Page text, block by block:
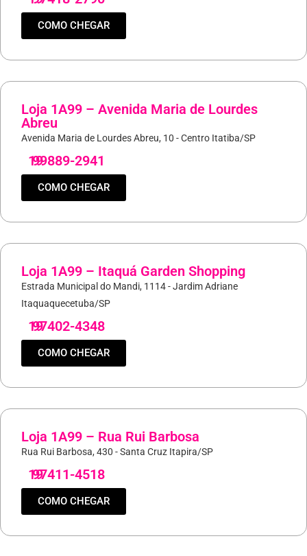
COMO CHEGAR
Loja 1A99 – Avenida Maria de Lourdes
Abreu
Avenida Maria de Lourdes Abreu, 10 - Centro Itatiba/SP
19
99889-2941
COMO CHEGAR
Loja 1A99 – Itaquá Garden Shopping
Estrada Municipal do Mandi, 1114 - Jardim Adriane
Itaquaquecetuba/SP
19
97402-4348
COMO CHEGAR
Loja 1A99 – Rua Rui Barbosa
Rua Rui Barbosa, 430 - Santa Cruz Itapira/SP
19
97411-4518
COMO CHEGAR